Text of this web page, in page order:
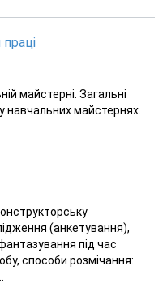
майстерні. Загальні
навчальних майстернях.
(анкетування),
під час
способи розмічання: